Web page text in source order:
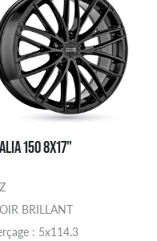
150 8X17"
BRILLANT
: 5x114.3